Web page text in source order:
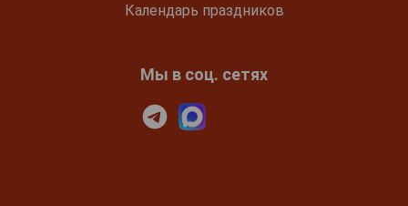
Календарь праздников
Мы в соц. сетях